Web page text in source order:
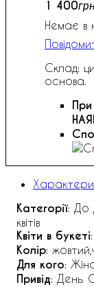
1 400
Немає в
Склад:
основа.
Категорії: До
квітів
Квіти в букеті
Колір:
Для кого:
Привід: День